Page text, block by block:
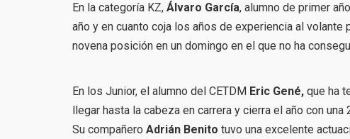
En la categoría KZ, Álvaro García, alumno de primer
año y en cuanto coja los años de experiencia al
novena posición en un domingo en el que no ha
En los Junior, el alumno del CETDM Eric Gené, que ha
llegar hasta la cabeza en carrera y cierra el año con una
Su compañero Adrián Benito tuvo una excelente